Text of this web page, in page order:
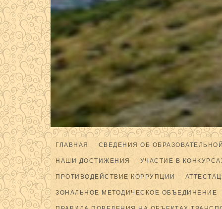
ГЛАВНАЯ СВЕДЕНИЯ ОБ
НАШИ ДОСТИЖЕНИЯ УЧАСТИЕ В
ПРОТИВОДЕЙСТВИЕ КОРРУПЦИИ
ЗОНАЛЬНОЕ МЕТОДИЧЕСКОЕ ОБЪЕДИНЕНИЕ